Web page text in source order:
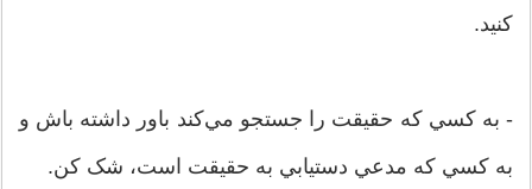
کنيد.
- به کسي که حقيقت را جستجو مي‌کند باور داشته باش و
به کسي که مدعي دستيابي به حقيقت است، شک کن.